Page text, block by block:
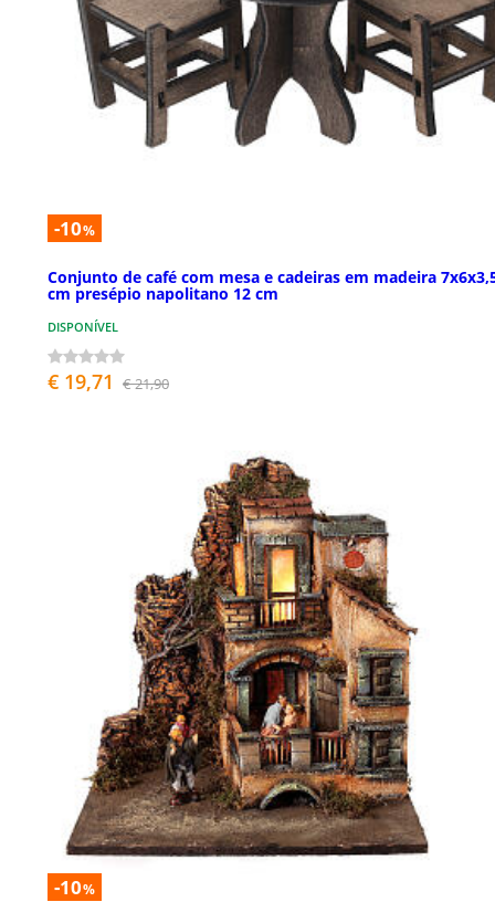
-10%
Conjunto de café com mesa e cadeiras em madeira
cm presépio napolitano 12 cm
DISPONÍVEL
€ 19,71 € 21,90
-10%